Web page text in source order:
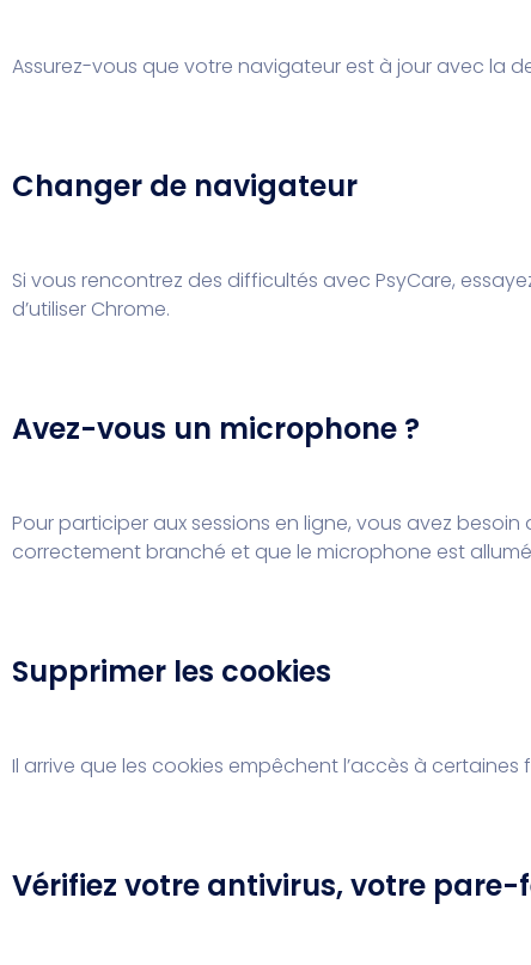
Assurez-vous que votre navigateur est à jour avec la
Changer de navigateur
Si vous rencontrez des difficultés avec PsyCare,
d’utiliser Chrome.
Avez-vous un microphone ?
Pour participer aux sessions en ligne, vous avez
correctement branché et que le microphone est
Supprimer les cookies
Il arrive que les cookies empêchent l’accès à certaines
Vérifiez votre antivirus, votre